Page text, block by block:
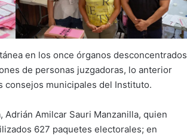
en los once órganos desconcentrados
de personas juzgadoras, lo anterior
consejos municipales del Instituto.
Amilcar Sauri Manzanilla, quien
627 paquetes electorales; en